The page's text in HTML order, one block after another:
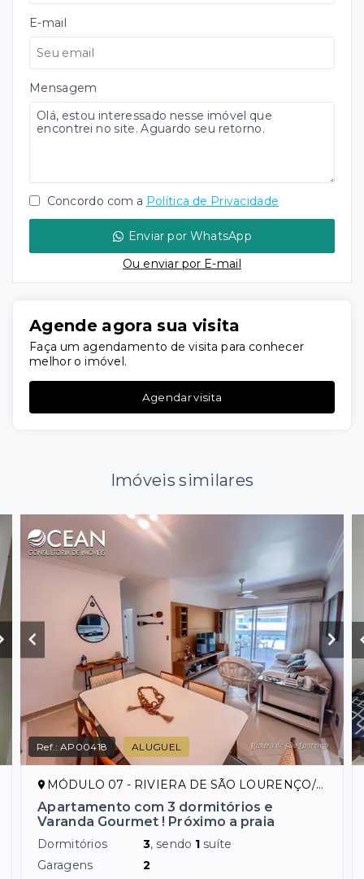
E-mail
Mensagem
Concordo com a Política de Privacidade
Enviar por WhatsApp
Ou enviar por E-mail
Agende agora sua visita
Faça um agendamento de visita para conhecer
melhor o imóvel.
Agendar visita
Imóveis similares
Ref.:AP00418 ALUGUEL
MÓDULO 07 - RIVIERA DE SÃO LOURENÇO/SP
Apartamento com 3 dormitórios e
Varanda Gourmet ! Próximo a praia
Dormitórios 3, sendo 1 suíte
Garagens
2